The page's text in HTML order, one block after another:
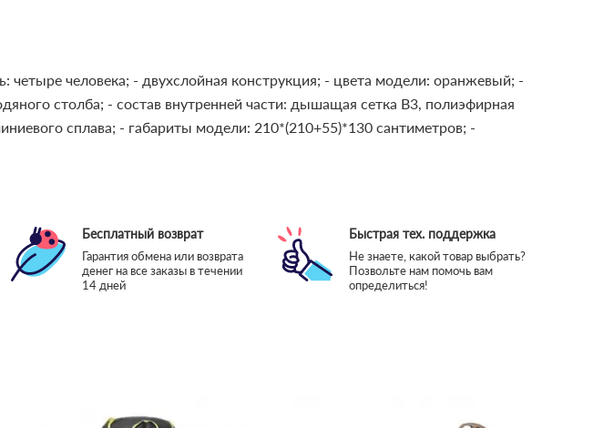
четыре человека; - двухслойная конструкция; - цвета модели: оранжевый; -
столба; - состав внутренней части: дышащая сетка B3, полиэфирная
сплава; - габариты модели: 210*(210+55)*130 сантиметров; -
Бесплатный возврат
Гарантия обмена или возврата
денег на все заказы в течении
14 дней
Быстрая тех. поддержка
Не знаете, какой товар выбрать?
Позвольте нам помочь вам
определиться!